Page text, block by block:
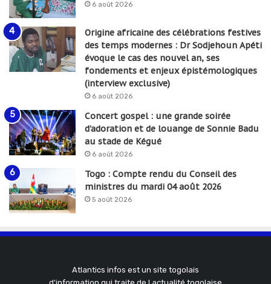
6 août 2026
Origine africaine des célébrations festives
des temps modernes : Dr Sodjehoun Apéti
évoque le cas des nouvel an, ses
fondements et enjeux épistémologiques
(interview exclusive)
6 août 2026
Concert gospel : une grande soirée
d’adoration et de louange de Sonnie Badu
au stade de Kégué
6 août 2026
Togo : Compte rendu du Conseil des
ministres du mardi 04 août 2026
5 août 2026
Atlantics infos est un site togolais